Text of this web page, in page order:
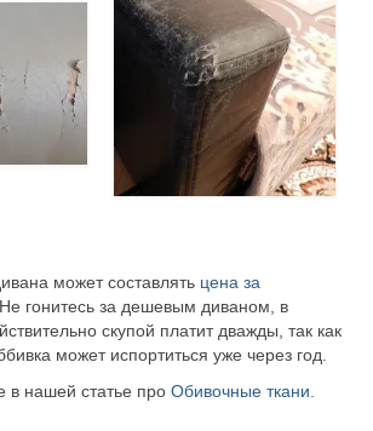
может составлять цена за
. Не гонитесь за дешевым диваном, в
скупой платит дважды, так как
может испортиться уже через год.
в нашей статье про Обивочные ткани.